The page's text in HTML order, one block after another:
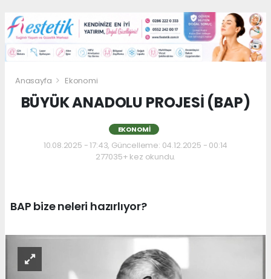
Anasayfa Ekonomi
BÜYÜK ANADOLU PROJESİ (BAP)
EKONOMI
10.08.2025 - 17:43, Güncelleme: 04.12.2025 - 00:14
277035+ kez okundu.
BAP bize neleri hazırlıyor?